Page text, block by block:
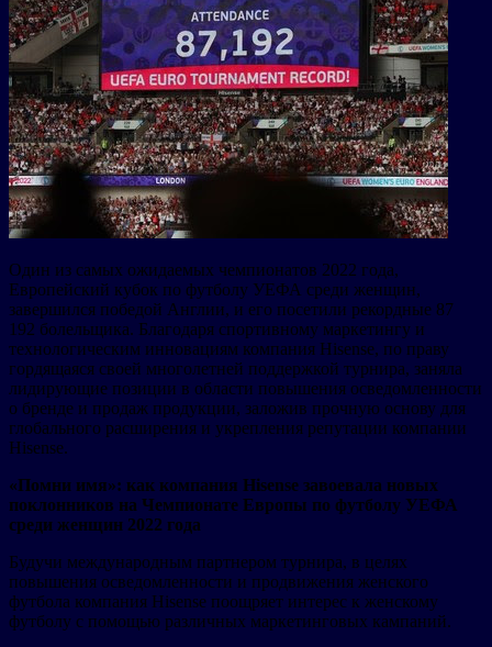
Один из самых ожидаемых чемпионатов 2022 года,
Европейский кубок по футболу УЕФА среди женщин,
завершился победой Англии, и его посетили рекордные 87
192 болельщика. Благодаря спортивному маркетингу и
технологическим инновациям компания Hisense, по праву
гордящаяся своей многолетней поддержкой турнира, заняла
лидирующие позиции в области повышения осведомленности
о бренде и продаж продукции, заложив прочную основу для
глобального расширения и укрепления репутации компании
Hisense.
«Помни имя»: как компания Hisense завоевала новых
поклонников на Чемпионате Европы по футболу УЕФА
среди женщин 2022 года
Будучи международным партнером турнира, в целях
повышения осведомленности и продвижения женского
футбола компания Hisense поощряет интерес к женскому
футболу с помощью различных маркетинговых кампаний.